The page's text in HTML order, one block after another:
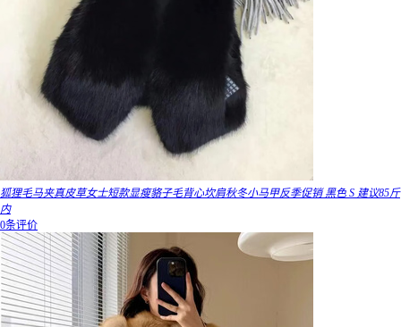
狐狸毛马夹真皮草女士短款显瘦貉子毛背心坎肩秋冬小马甲反季促销 黑色 S 建议85斤
内
0条评价